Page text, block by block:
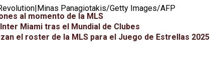
Panagiotakis/Getty Images/AFP
al momento de la MLS
Miami tras el Mundial de Clubes
el roster de la MLS para el Juego de Estrellas 2025